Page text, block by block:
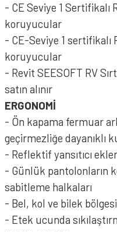
- CE Seviye 1 Sertifikalı
koruyucular
- CE-Seviye 1 sertifikalı
koruyucular
- Revit SEESOFT RV
satın alınır
ERGONOMİ
- Ön kapama fermuar
geçirmezliğe dayanıklı
- Reflektif yansıtıcı ekler
- Günlük pantolonların
sabitleme halkaları
- Bel, kol ve bilek
- Etek ucunda